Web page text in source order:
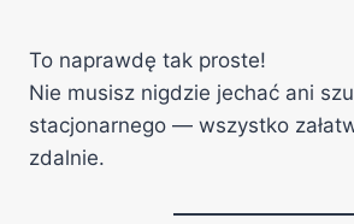
To naprawdę tak proste!
Nie musisz nigdzie jechać ani
stacjonarnego — wszystko
zdalnie.